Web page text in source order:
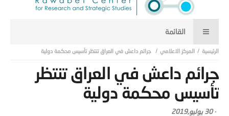
المركز الاعلامي جرائم داعش في العراق تنتظر تأسيس محكمة دولية
جرائم داعش في العراق تنتظر
تأسيس محكمة دولية
-30 يوليو,2019